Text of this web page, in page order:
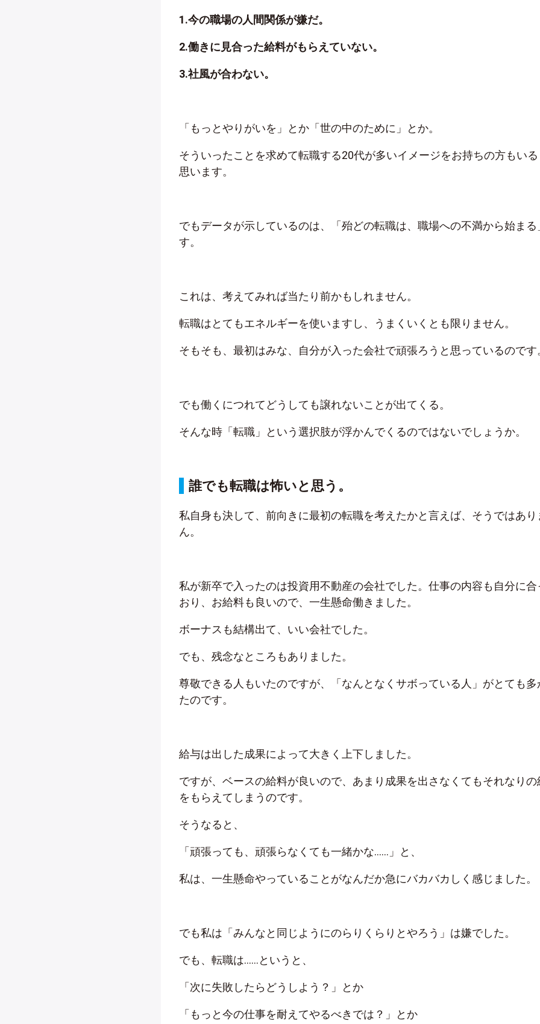
1.今の職場の人間関係が嫌だ。
2.働きに見合った給料がもらえていない。
3.社風が合わない。
「もっとやりがいを」とか「世の中のために」とか。
そういったことを求めて転職する20代が多いイメージをお持ちの方もい
思います。
でもデータが示しているのは、「殆どの転職は、職場への不満から始まる
す。
これは、考えてみれば当たり前かもしれません。
転職はとてもエネルギーを使いますし、うまくいくとも限りません。
そもそも、最初はみな、自分が入った会社で頑張ろうと思っているのです
でも働くにつれてどうしても譲れないことが出てくる。
そんな時「転職」という選択肢が浮かんでくるのではないでしょうか。
誰でも転職は怖いと思う。
私自身も決して、前向きに最初の転職を考えたかと言えば、そうではあり
ん。
私が新卒で入ったのは投資用不動産の会社でした。仕事の内容も自分に合
おり、お給料も良いので、一生懸命働きました。
ボーナスも結構出て、いい会社でした。
でも、残念なところもありました。
尊敬できる人もいたのですが、「なんとなくサボっている人」がとても多
たのです。
給与は出した成果によって大きく上下しました。
ですが、ベースの給料が良いので、あまり成果を出さなくてもそれなりの
をもらえてしまうのです。
そうなると、
「頑張っても、頑張らなくても一緒かな……」と、
私は、一生懸命やっていることがなんだか急にバカバカしく感じました。
でも私は「みんなと同じようにのらりくらりとやろう」は嫌でした。
でも、転職は……というと、
「次に失敗したらどうしよう？」とか
「もっと今の仕事を耐えてやるべきでは？」とか